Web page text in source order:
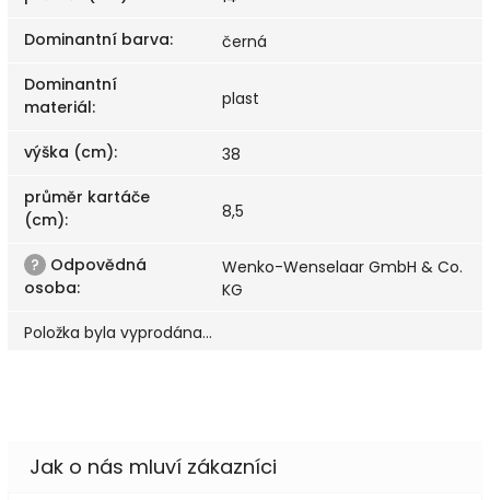
Dominantní barva:
černá
Dominantní
materiál: plast
výška (cm):
38
průměr kartáče
(cm): 8,5
? Odpovědná
osoba:
Wenko-Wenselaar GmbH & Co.
KG
Položka byla vyprodána…